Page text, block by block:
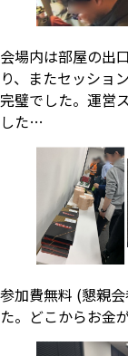
会場内は部屋の出
り、またセッショ
完璧でした。運営
した…
参加費無料 (懇親
た。どこからお金